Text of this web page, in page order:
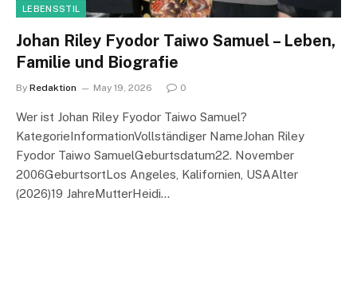
LEBENSSTIL
Johan Riley Fyodor Taiwo Samuel – Leben,
Familie und Biografie
By Redaktion May 19, 2026 0
Wer ist Johan Riley Fyodor Taiwo Samuel?
KategorieInformationVollständiger NameJohan Riley
Fyodor Taiwo SamuelGeburtsdatum22. November
2006GeburtsortLos Angeles, Kalifornien, USAAlter
(2026)19 JahreMutterHeidi…